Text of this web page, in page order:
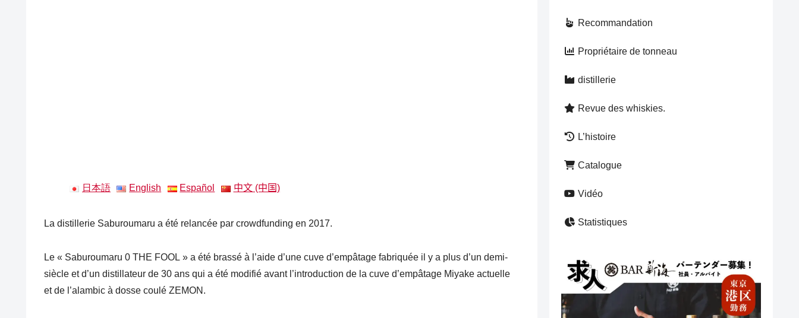
日本語 English Español 中文 (中国)
La distillerie Saburoumaru a été relancée par crowdfunding en 2017.
Le « Saburoumaru 0 THE FOOL » a été brassé à l’aide d’une cuve d’empâtage fabriquée il y a plus d’un demi-
siècle et d’un distillateur de 30 ans qui a été modifié avant l’introduction de la cuve d’empâtage Miyake actuelle
et de l’alambic à dosse coulé ZEMON.
Recommandation
Propriétaire de tonneau
distillerie
Revue des whiskies.
L’histoire
Catalogue
Vidéo
Statistiques